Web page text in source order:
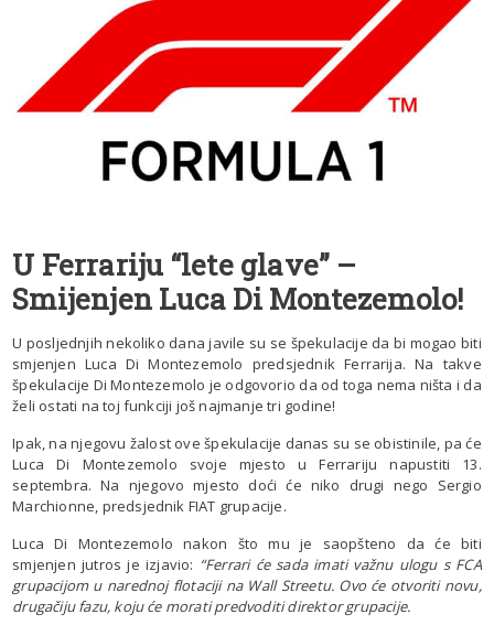
U Ferrariju “lete glave” –
Smijenjen Luca Di Montezemolo!
U posljednjih nekoliko dana javile su se špekulacije da bi mogao biti
smjenjen Luca Di Montezemolo predsjednik Ferrarija. Na takve
špekulacije Di Montezemolo je odgovorio da od toga nema ništa i da
želi ostati na toj funkciji još najmanje tri godine!
Ipak, na njegovu žalost ove špekulacije danas su se obistinile, pa će
Luca Di Montezemolo svoje mjesto u Ferrariju napustiti 13.
septembra. Na njegovo mjesto doći će niko drugi nego Sergio
Marchionne, predsjednik FIAT grupacije.
Luca Di Montezemolo nakon što mu je saopšteno da će biti
smjenjen jutros je izjavio: “Ferrari će sada imati važnu ulogu s FCA
grupacijom u narednoj flotaciji na Wall Streetu. Ovo će otvoriti novu,
drugačiju fazu, koju će morati predvoditi direktor grupacije.